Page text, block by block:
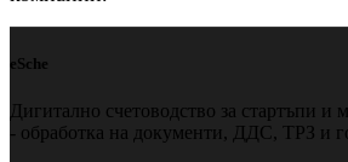
eSche
Дигитално счетоводство за стартъпи и
- обработка на документи, ДДС, ТРЗ и